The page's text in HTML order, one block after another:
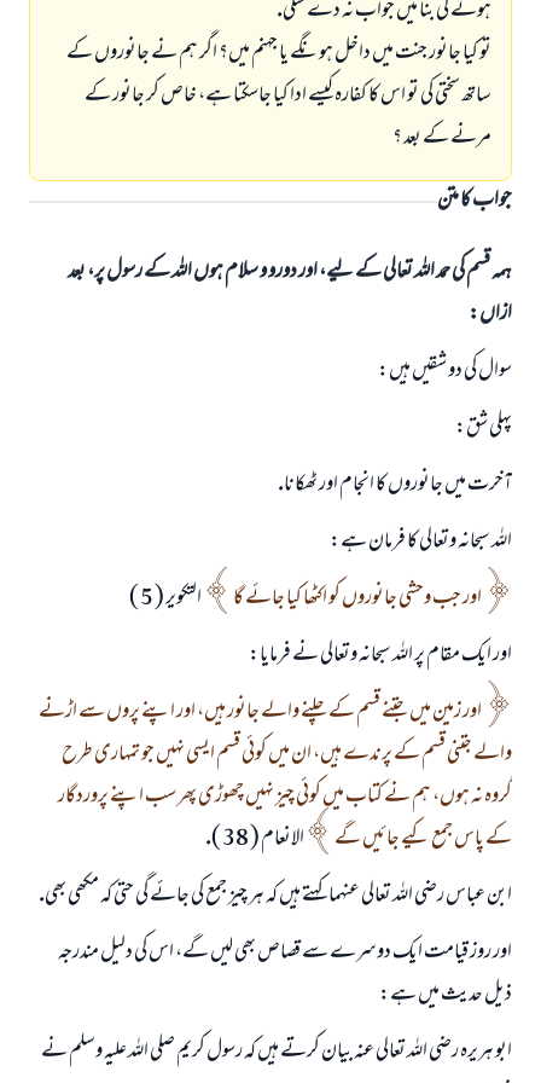
ہونے كى بنا ميں جواب نہ دے سكى.
تو كيا جانور جنت ميں داخل ہونگے يا جہنم ميں؟ اگر ہم نے جانوروں كے
ساتھ سختى كى تو اس كا كفارہ كيسے ادا كيا جاسكتا ہے، خاص كر جانور كے
مرنے كے بعد ؟
جواب کا متن
ہمہ قسم کی حمد اللہ تعالی کے لیے، اور دورو و سلام ہوں اللہ کے رسول پر، بعد
ازاں:
سوال كى دو شقيں ہيں:
پہلى شق:
آخرت ميں جانوروں كا انجام اور ٹھكانا.
اللہ سبحانہ وتعالى كا فرمان ہے:
اور جب وحشى جانوروں كو اكٹھا كيا جائے گا
التكوير ( 5 )
اور ايك مقام پر اللہ سبحانہ وتعالى نے فرمايا:
اور زمين ميں جتنے قسم كے چلنے والے جانور ہيں، اور اپنے پروں سے اڑنے
والے جتنى قسم كے پرندے ہيں، ان ميں كوئى قسم ايسى نہيں جو تمہارى طرح
گروہ نہ ہوں، ہم نے كتاب ميں كوئى چيز نہيں چھوڑى پھر سب اپنے پروردگار
كے پاس جمع كيے جائيں گے
الانعام ( 38 ).
ابن عباس رضى اللہ تعالى عنہما كہتے ہيں كہ ہر چيز جمع كى جائے گى حتى كہ مكھى بھى.
اور روز قيامت ايك دوسرے سے قصاص بھى ليں گے، اس كى دليل مندرجہ
ذيل حديث ميں ہے:
ابو ہريرہ رضى اللہ تعالى عنہ بيان كرتے ہيں كہ رسول كريم صلى اللہ عليہ وسلم نے